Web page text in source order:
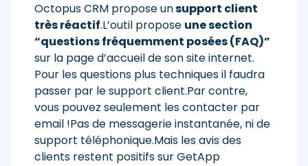
Octopus CRM propose unsupport client
très réactif.L’outil propose une section
“questions fréquemment posées (FAQ)”
sur la page d’accueil de son site internet.
Pour les questions plus techniques il faudra
passer par le support client.Par contre,
vous pouvez seulement les contacter par
email !Pas de messagerie instantanée, ni de
support téléphonique.Mais les avis des
clients restent positifs sur GetApp